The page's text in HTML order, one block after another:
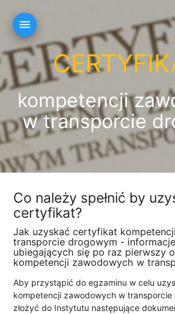
menu
kompetencji
w transporcie
Co należy spełnić by
certyfikat?
Jak uzyskać certyfikat
transporcie drogowym -
ubiegających się po raz pierwszy
kompetencji zawodowych w
Aby przystąpić do egzaminu w celu
kompetencji zawodowych w
złożyć do Instytutu następujące